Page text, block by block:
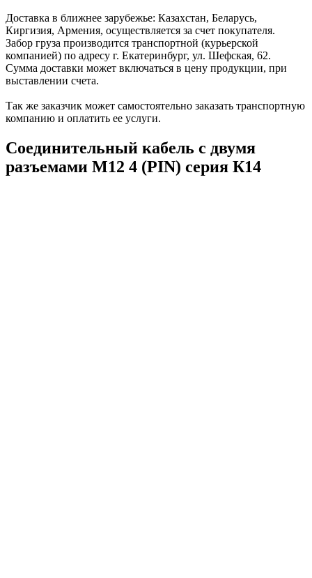
Доставка в ближнее зарубежье: Казахстан, Беларусь,
Киргизия, Армения, осуществляется за счет покупателя.
Забор груза производится транспортной (курьерской
компанией) по адресу г. Екатеринбург, ул. Шефская, 62.
Сумма доставки может включаться в цену продукции, при
выставлении счета.
Так же заказчик может самостоятельно заказать транспортную
компанию и оплатить ее услуги.
Соединительный кабель с двумя
разъемами М12 4 (PIN) серия К14